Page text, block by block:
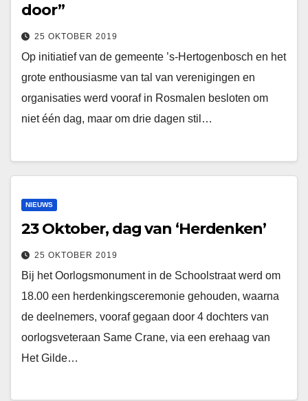
door”
25 OKTOBER 2019
Op initiatief van de gemeente ’s-Hertogenbosch en het
grote enthousiasme van tal van verenigingen en
organisaties werd vooraf in Rosmalen besloten om
niet één dag, maar om drie dagen stil…
NIEUWS
23 Oktober, dag van ‘Herdenken’
25 OKTOBER 2019
Bij het Oorlogsmonument in de Schoolstraat werd om
18.00 een herdenkingsceremonie gehouden, waarna
de deelnemers, vooraf gegaan door 4 dochters van
oorlogsveteraan Same Crane, via een erehaag van
Het Gilde…